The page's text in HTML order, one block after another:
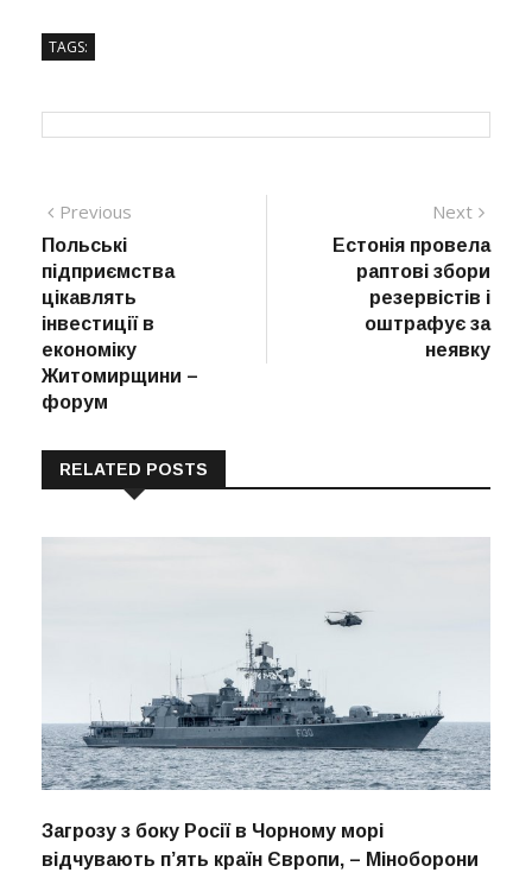
TAGS:
Навігація
записів
Previous
Польські
підприємства
цікавлять
інвестиції в
економіку
Житомирщини –
форум
Next
post:
Естонія провела
раптові збори
резервістів і
оштрафує за
неявку
RELATED POSTS
Загрозу з боку Росії в Чорному морі
відчувають п’ять країн Європи, – Міноборони